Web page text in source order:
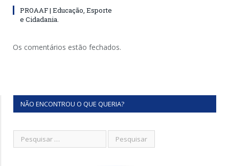
PROAAF | Educação, Esporte
e Cidadania.
Os comentários estão fechados.
NÃO ENCONTROU O QUE QUERIA?